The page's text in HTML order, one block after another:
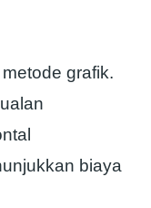
grafik.
biaya